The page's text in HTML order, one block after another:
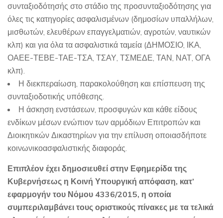
συνταξιοδότησής στο στάδιο της προσυνταξιοδότησης για
όλες τις κατηγορίες ασφαλισμένων (δημοσίων υπαλλήλων,
μισθωτών, ελευθέρων επαγγελματιών, αγροτών, ναυτικών
κλπ) και για όλα τα ασφαλιστικά ταμεία (ΔΗΜΟΣΙΟ, ΙΚΑ,
ΟΑΕΕ-ΤΕΒΕ-ΤΑΕ-ΤΣΑ, ΤΣΑΥ, ΤΣΜΕΔΕ, ΤΑΝ, ΝΑΤ, ΟΓΑ
κλπ).
Η διεκπεραίωση, παρακολούθηση και επίσπευση της
συνταξιοδοτικής υπόθεσης.
Η άσκηση ενστάσεων, προσφυγών και κάθε είδους
ενδίκων μέσων ενώπιον των αρμόδιων Επιτροπών και
Διοικητικών Δικαστηρίων για την επίλυση οποιασδήποτε
κοινωνικοασφαλιστικής διαφοράς.
Επιπλέον έχει δημοσιευθεί στην Εφημερίδα της
Κυβερνήσεως η Κοινή Υπουργική απόφαση, κατ’
εφαρμογήν του Νόμου 4336/2015, η οποία
συμπεριλαμβάνει τους οριστικούς πίνακες με τα τελικά